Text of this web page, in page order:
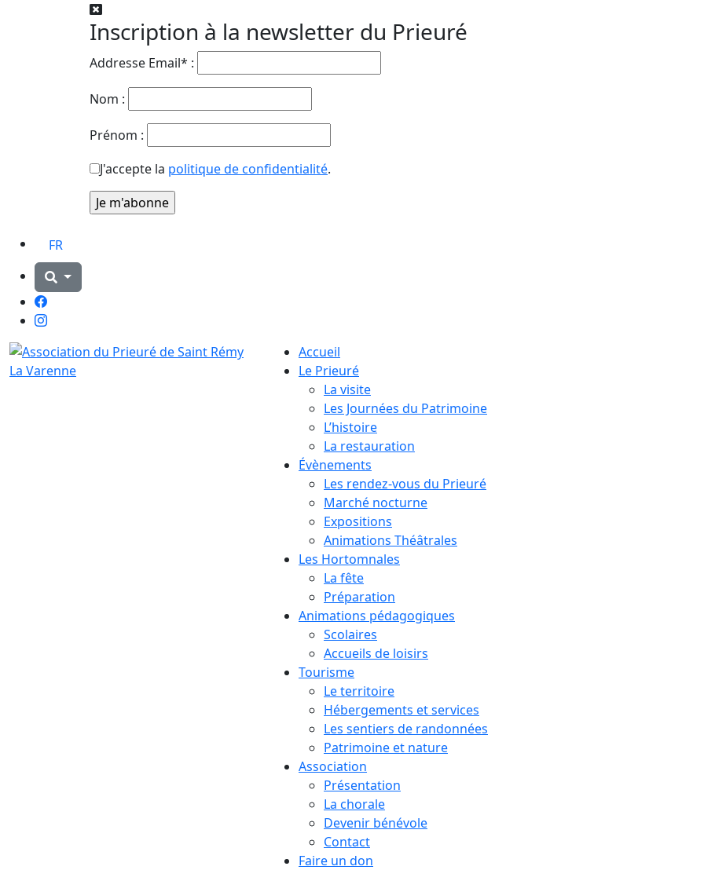
Inscription à la newsletter du Prieuré
Addresse Email* :
Nom :
Prénom :
J'accepte la politique de confidentialité.
FR
Facebook
Instagram
Accueil
Le Prieuré
La visite
Les Journées du Patrimoine
L’histoire
La restauration
Évènements
Les rendez-vous du Prieuré
Marché nocturne
Expositions
Animations Théâtrales
Les Hortomnales
La fête
Préparation
Animations pédagogiques
Scolaires
Accueils de loisirs
Tourisme
Le territoire
Hébergements et services
Les sentiers de randonnées
Patrimoine et nature
Association
Présentation
La chorale
Devenir bénévole
Contact
Faire un don